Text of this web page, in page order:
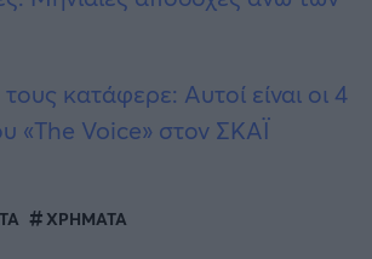
κατάφερε: Αυτοί είναι οι 4
«The Voice» στον ΣΚΑΪ
ΧΡΗΜΑΤΑ